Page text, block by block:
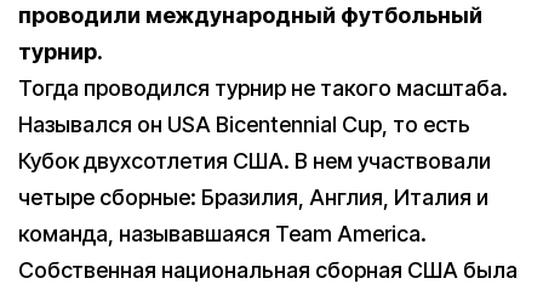
проводили международный футбольный
турнир.
Тогда проводился турнир не такого масштаба.
Назывался он USA Bicentennial Cup, то есть
Кубок двухсотлетия США. В нем участвовали
четыре сборные: Бразилия, Англия, Италия и
команда, называвшаяся Team America.
Собственная национальная сборная США была